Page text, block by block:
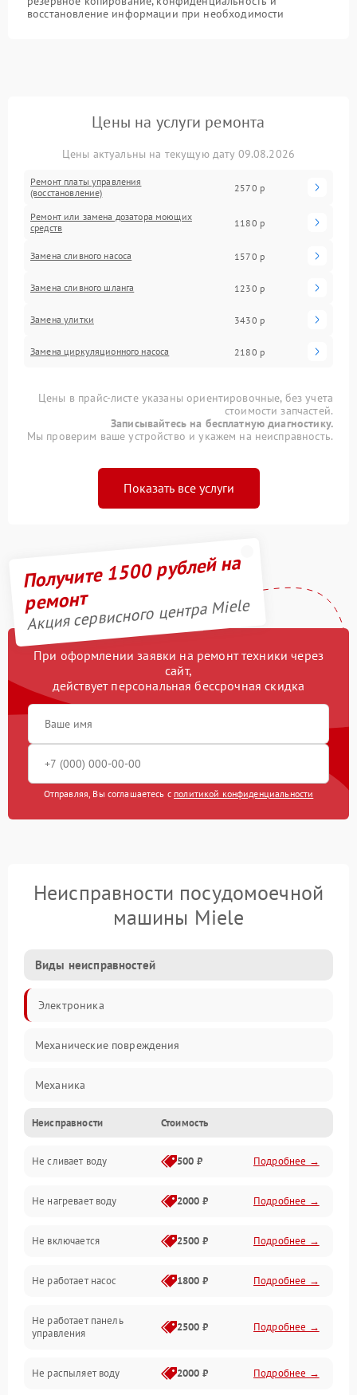
восстановление информации при необходимости
Цены на услуги ремонта
Цены актуальны на текущую дату 09.08.2026
Ремонт платы управления
(восстановление)
2570 р
Ремонт или замена дозатора моющих
средств
1180 р
Замена сливного насоса 1570 р
Замена сливного шланга 1230 р
Замена улитки 3430 р
Замена циркуляционного насоса 2180 р
Цены в прайс-листе указаны ориентировочные, без учета
стоимости запчастей.
Записывайтесь на бесплатную диагностику.
Мы проверим ваше устройство и укажем на неисправность.
Показать все услуги
Получите 1500 рублей на
ремонт
Акция сервисного центра Miele
При оформлении заявки на ремонт техники через
сайт,
действует персональная бессрочная скидка
Отправляя, Вы соглашаетесь с политикой конфиденциальности
Неисправности посудомоечной
машины Miele
Виды неисправностей
Электроника
Механические повреждения
Механика
Управление
Электропитание
Датчики
Нагрев
Вода
Гигиена
Программное обеспечение
Неисправности Стоимость
Не сливает воду 500 ₽ Подробнее →
Не нагревает воду 2000 ₽ Подробнее →
Не включается 2500 ₽ Подробнее →
Не работает насос 1800 ₽ Подробнее →
Не работает панель
управления
2500 ₽ Подробнее →
Не распыляет воду 2000 ₽ Подробнее →